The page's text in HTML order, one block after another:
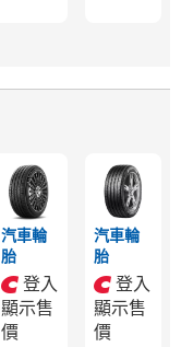
汽車輪
胎
登入
顯示售
價
汽車輪
胎
登入
顯示售
價